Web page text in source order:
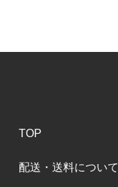
TOP
配送・送料について